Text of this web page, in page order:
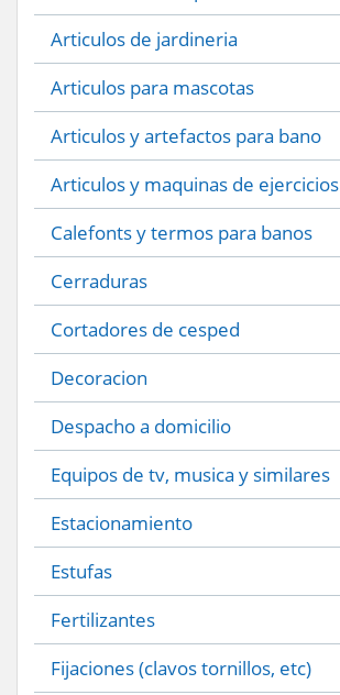
Articulos de jardineria
Articulos para mascotas
Articulos y artefactos para bano
Articulos y maquinas de ejercicios
Calefonts y termos para banos
Cerraduras
Cortadores de cesped
Decoracion
Despacho a domicilio
Equipos de tv, musica y similares
Estacionamiento
Estufas
Fertilizantes
Fijaciones (clavos tornillos, etc)